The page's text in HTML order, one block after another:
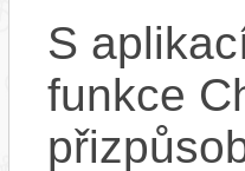
S
funkce